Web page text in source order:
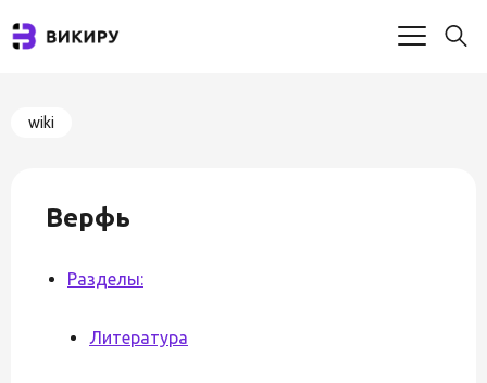
wiki
Верфь
Разделы:
Литература